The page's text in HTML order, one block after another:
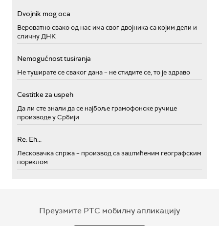
Dvojnik mog oca
Вероватно свако од нас има свог двојника са којим дели и
сличну ДНК
Nemogućnost tusiranja
Не туширате се сваког дана – не стидите се, то је здраво
Cestitke za uspeh
Да ли сте знали да се најбоље грамофонске ручице
производе у Србији
Re: Eh...
Лесковачка спржа – производ са заштићеним географским
пореклом
Преузмите РТС мобилну апликацију